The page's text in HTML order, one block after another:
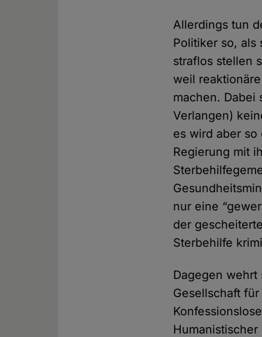
Allerdings tun
Politiker so, als
straflos stellen
weil
machen. Dabei
Verlangen)
es wird aber so
Regierung mit
nur eine
der
Sterbehilfe
Dagegen wehrt
Gesellschaft für